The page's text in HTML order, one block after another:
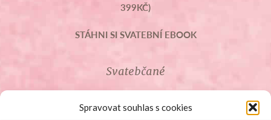
Spravovat souhlas s cookies
399KČ)
STÁHNI SI SVATEBNÍ EBOOK
Svatebčané
ROZCESTNÍK PRO SVATEBČANY